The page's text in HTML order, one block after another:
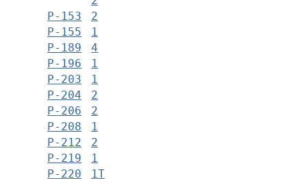
Р-153
2
Р-155
1
Р-189
4
Р-196
1
Р-203
1
Р-204
2
Р-206
2
Р-208
1
Р-212
2
Р-219
1
Р-220
1Т